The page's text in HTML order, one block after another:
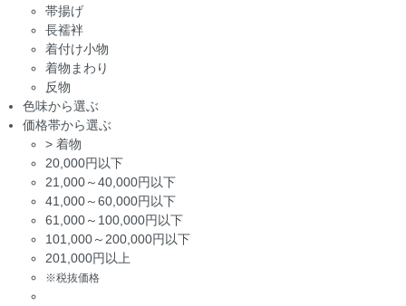
帯揚げ
長襦袢
着付け小物
着物まわり
反物
色味から選ぶ
価格帯から選ぶ
> 着物
20,000円以下
21,000～40,000円以下
41,000～60,000円以下
61,000～100,000円以下
101,000～200,000円以下
201,000円以上
※税抜価格